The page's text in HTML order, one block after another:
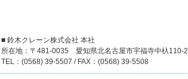
■ 鈴木クレーン株式会社 本社
所在地：〒481-0035 愛知県北名古屋市宇福寺中杁110-2
TEL：(0568) 39-5507 / FAX：(0568) 39-5508